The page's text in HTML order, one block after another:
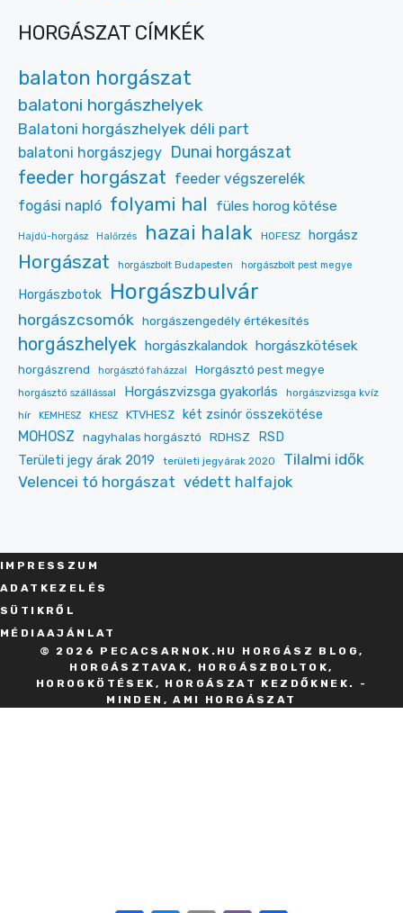
HORGÁSZAT CÍMKÉK
balaton horgászat
balatoni horgászhelyek
Balatoni horgászhelyek déli part
balatoni horgászjegy Dunai horgászat
feeder horgászat feeder végszerelék
fogási napló folyami hal füles horog kötése
Hajdú-horgász Halőrzés hazai halak HOFESZ horgász
Horgászat horgászbolt Budapesten horgászbolt pest megye
Horgászbotok Horgászbulvár
horgászcsomók horgászengedély értékesítés
horgászhelyek horgászkalandok horgászkötések
horgászrend horgásztó faházzal Horgásztó pest megye
horgásztó szállással Horgászvizsga gyakorlás
horgászvizsga kvíz
hír
KEMHESZ KHESZ KTVHESZ két zsinór összekötése
MOHOSZ nagyhalas horgásztó RDHSZ RSD
Területi jegy árak 2019 területi jegyárak 2020
Tilalmi idők
Velencei tó horgászat védett halfajok
IMPRESSZU M
ADATKEZELÉS
SÜT IKRŐL
MÉDIAAJÁNLAT
© 2026 PECACSARNOK.HU HORGÁSZ BLOG,
HORGÁSZTAVAK, HORGÁSZBOLTOK,
HOROGKÖTÉSEK, HORGÁSZAT KEZDŐKNEK. -
MINDEN, AMI HORGÁSZAT